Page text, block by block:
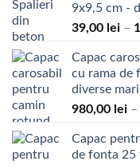
9x9,5 cm -
39,00 lei –
Capac
cu rama de
diverse
980,00 lei –
Capac
de fonta 25